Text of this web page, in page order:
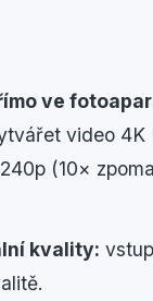
ve
video
(10×
kvality: